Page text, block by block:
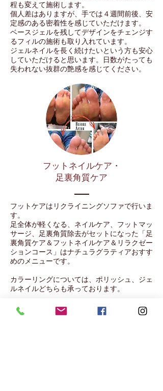
程も変えて施術します。
個人差はありますが、手では４週間前後、安
定感のある密着性を感じていただけます。
ベースジェルを残してデザインをチェンジす
るフィルの施術も取り入れています。
ジェルネイルを長く続けたいという方も安心
していただけると思います。日数がたっても
失われない抜群の艶感を感じてください。
フットネイルケア・
足裏角質ケア
フットケアは リクライニングソファで行いま
す。
足全体が軽くなる、ネイルケア、フットマッ
サージ、足裏角質除去がセットになった「足
裏角質ケア＆フットネイルケア＆リラクゼー
ションコース」はナチュラグラティアおすす
めのメニューです。
カラーリングについては、 ポリッシュ、ジェ
ルネイルどちらも承っております。
フットメニューはこちら